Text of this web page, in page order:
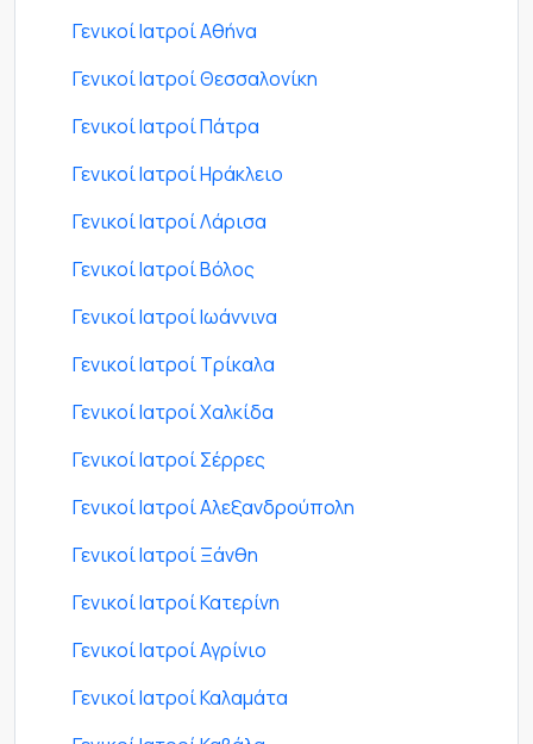
Γενικοί Ιατροί Αθήνα
Γενικοί Ιατροί Θεσσαλονίκη
Γενικοί Ιατροί Πάτρα
Γενικοί Ιατροί Ηράκλειο
Γενικοί Ιατροί Λάρισα
Γενικοί Ιατροί Βόλος
Γενικοί Ιατροί Ιωάννινα
Γενικοί Ιατροί Τρίκαλα
Γενικοί Ιατροί Χαλκίδα
Γενικοί Ιατροί Σέρρες
Γενικοί Ιατροί Αλεξανδρούπολη
Γενικοί Ιατροί Ξάνθη
Γενικοί Ιατροί Κατερίνη
Γενικοί Ιατροί Αγρίνιο
Γενικοί Ιατροί Καλαμάτα